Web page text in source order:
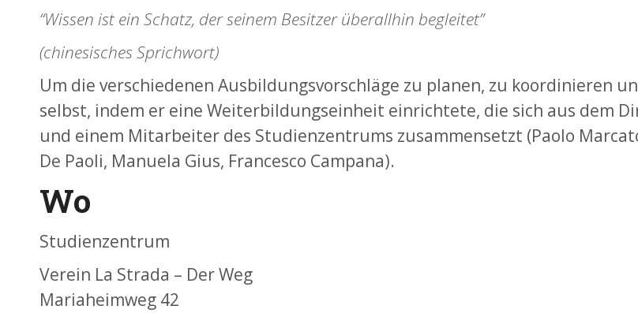
“Wissen ist ein Schatz, der seinem Besitzer überallhin begleitet”
(chinesisches Sprichwort)
Um die verschiedenen Ausbildungsvorschläge zu planen, zu koordinieren
selbst, indem er eine Weiterbildungseinheit einrichtete, die sich aus dem
und einem Mitarbeiter des Studienzentrums zusammensetzt (Paolo
De Paoli, Manuela Gius, Francesco Campana).
Wo
Studienzentrum
Verein La Strada – Der Weg
Mariaheimweg 42